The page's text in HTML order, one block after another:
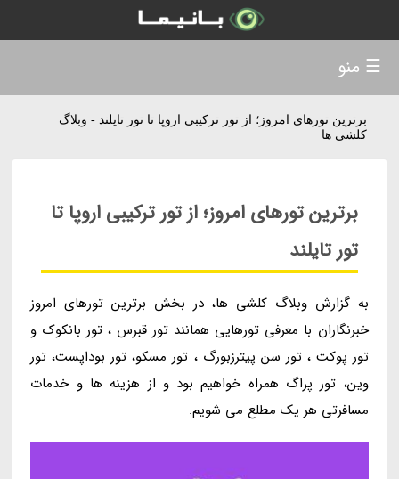
برترین تورهای امروز؛ از تور ترکیبی اروپا تا تور تایلند - وبلاگ
کلشی ها
برترین تورهای امروز؛ از تور ترکیبی اروپا تا
تور تایلند
به گزارش وبلاگ کلشی ها، در بخش برترین تورهای امروز
خبرنگاران با معرفی تورهایی همانند تور قبرس ، تور بانکوک و
تور پوکت ، تور سن پیترزبورگ ، تور مسکو، تور بوداپست، تور
وین، تور پراگ همراه خواهیم بود و از هزینه ها و خدمات
مسافرتی هر یک مطلع می شویم.
☰ منو